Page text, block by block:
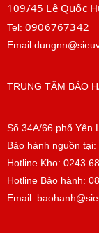
109/45 Lê Quốc
Tel: 0906767342
TRUNG TÂM BẢO
Số 34A/66 phố Yên
Bảo hành nguồn
Hotline Kho:
Hotline Bảo hành:
Email: